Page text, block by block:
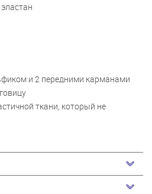
и 2 передними карманами
ткани, который не